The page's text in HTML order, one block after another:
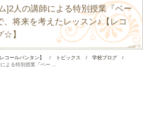
]2人の講師による特別授業『ベー
、将来を考えたレッスン♪【レコ
☆】
コールバンタン】 / トピックス / 学校ブログ
/
よる特別授業『ベー ...